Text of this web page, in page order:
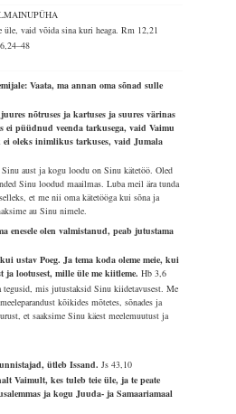
üle, vaid võida sina kuri heaga.Rm 12,21
Vaata, ma annan oma sõnad sulle
nõtruses ja kartuses ja suures värinas
püüdnud veenda tarkusega, vaid Vaimu
ei oleks inimlikus tarkuses, vaid Jumala
Sinu aust ja kogu loodu on Sinu kätetöö. Oled
Sinu loodud maailmas. Luba meil ära tunda
et me nii oma kätetööga kui sõna ja
au Sinu nimele.
enesele olen valmistanud, peab jutustama
ustav Poeg. Ja tema koda oleme meie, kui
ja lootusest, mille üle me kiitleme.Hb 3,6
mis jutustaksid Sinu kiidetavusest. Me
kõikides mõtetes, sõnades ja
et saaksime Sinu käest meelemuutust ja
ütleb Issand.Js 43,10
Vaimult, kes tuleb teie üle, ja te peate
ja kogu Juuda- ja Samaariamaal